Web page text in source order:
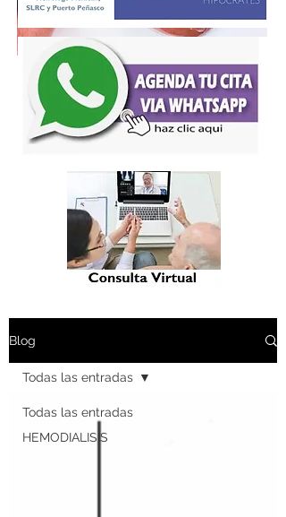
Blog
Todas las entradas
HEMODIALISIS
Todas las entradas